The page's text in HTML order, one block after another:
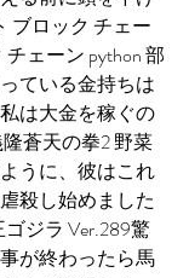
ブロック チェー
ェーン python 部
ている金持ちは
は大金を稼ぐの
蒼天の拳2 野菜
うに、彼はこれ
殺し始めました
ジラ Ver.289驚
が終わったら馬